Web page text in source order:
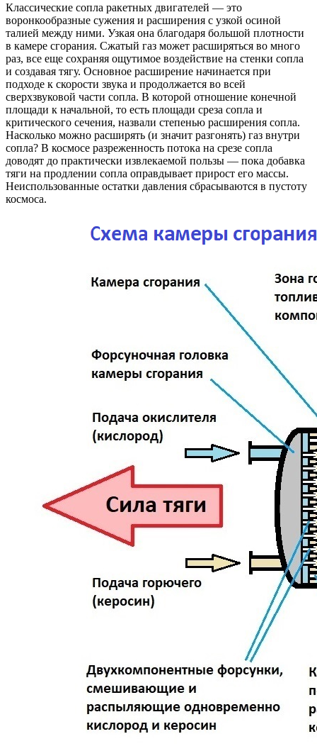
Классические сопла ракетных двигателей — это
воронкообразные сужения и расширения с узкой осиной
талией между ними. Узкая она благодаря большой плотности
в камере сгорания. Сжатый газ может расширяться во много
раз, все еще сохраняя ощутимое воздействие на стенки сопла
и создавая тягу. Основное расширение начинается при
подходе к скорости звука и продолжается во всей
сверхзвуковой части сопла. В которой отношение конечной
площади к начальной, то есть площади среза сопла и
критического сечения, назвали степенью расширения сопла.
Насколько можно расширять (и значит разгонять) газ внутри
сопла? В космосе разреженность потока на срезе сопла
доводят до практически извлекаемой пользы — пока добавка
тяги на продлении сопла оправдывает прирост его массы.
Неиспользованные остатки давления сбрасываются в пустоту
космоса.